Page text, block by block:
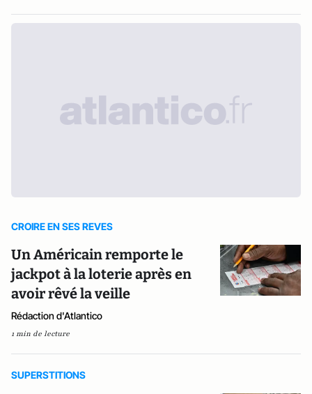
CROIRE EN SES REVES
Un Américain remporte le
jackpot à la loterie après en
avoir rêvé la veille
Rédaction d'Atlantico
1 min de lecture
SUPERSTITIONS